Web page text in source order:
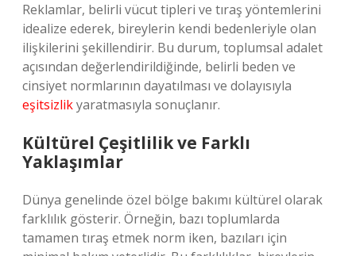
Reklamlar, belirli vücut tipleri ve tıraş yöntemlerini
idealize ederek, bireylerin kendi bedenleriyle olan
ilişkilerini şekillendirir. Bu durum, toplumsal adalet
açısından değerlendirildiğinde, belirli beden ve
cinsiyet normlarının dayatılması ve dolayısıyla
eşitsizlikyaratmasıyla sonuçlanır.
Kültürel Çeşitlilik ve Farklı
Yaklaşımlar
Dünya genelinde özel bölge bakımı kültürel olarak
farklılık gösterir. Örneğin, bazı toplumlarda
tamamen tıraş etmek norm iken, bazıları için